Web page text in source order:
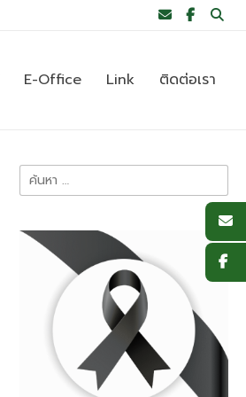
E-Office Link ติดต่อเรา
ค้นหา
สำหรับ: